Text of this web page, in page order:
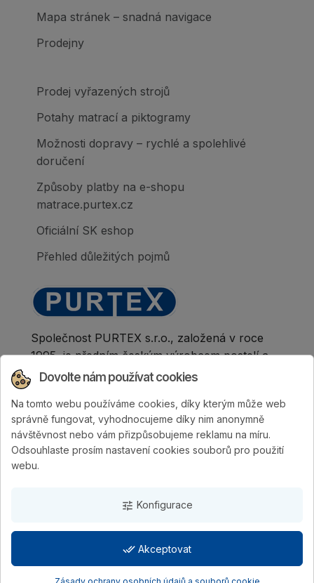
Mapa stránek – snadná navigace
Prodejny
Prodej vyřazených strojů
Potahy matrací a piktogramy
Možnosti dopravy – rychlé a spolehlivé
doručení
Způsoby platby na e-shopu
matrace.purtex.cz
Oficiální SK eshop
Přehled důležitých pojmů
Společnost PURTEX s.r.o., založená v roce
1995, je předním českým výrobcem postelí a
klinicky hodnocených matrací.
| Vytvořila digitální agentura
Dovolte nám používat cookies
Na tomto webu používáme cookies, díky kterým může web
správně fungovat, vyhodnocujeme díky nim anonymně
návštěvnost nebo vám přizpůsobujeme reklamu na míru.
Odsouhlaste prosím nastavení cookies souborů pro použití
webu.
tune Konfigurace
done_all Akceptovat